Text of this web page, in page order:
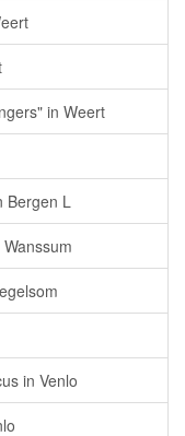
in Weert
Bergen L
in Venlo